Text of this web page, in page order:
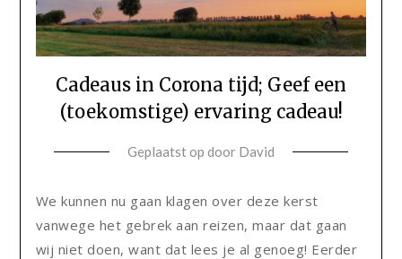
Cadeaus in Corona tijd; Geef een
(toekomstige) ervaring cadeau!
Geplaatst op door David
We kunnen nu gaan klagen over deze kerst
vanwege het gebrek aan reizen, maar dat gaan
wij niet doen, want dat lees je al genoeg! Eerder